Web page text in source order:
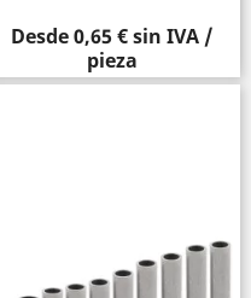
Precio
Desde0,65 €sin IVA /
pieza